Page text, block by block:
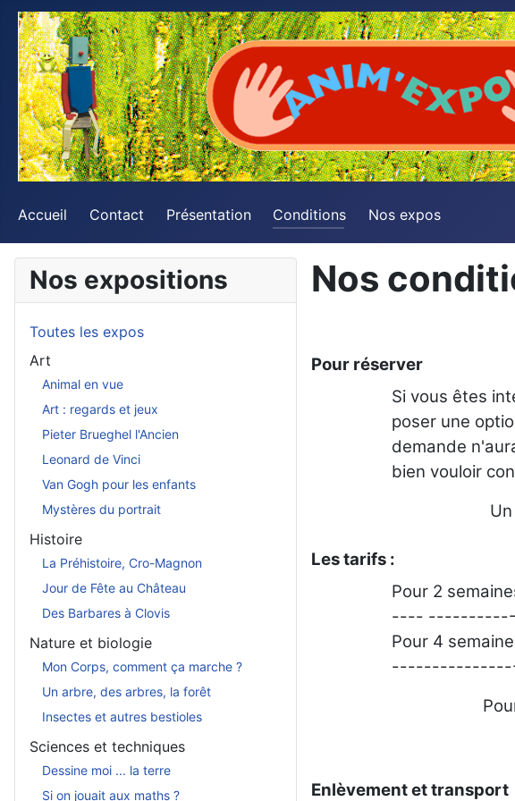
Accueil Contact Présentation Conditions Nos expos
Nos expositions
Toutes les expos
Art
Animal en vue
Art : regards et jeux
Pieter Brueghel l'Ancien
Leonard de Vinci
Van Gogh pour les enfants
Mystères du portrait
Histoire
La Préhistoire, Cro-Magnon
Jour de Fête au Château
Des Barbares à Clovis
Nature et biologie
Mon Corps, comment ça marche ?
Un arbre, des arbres, la forêt
Insectes et autres bestioles
Sciences et techniques
Dessine moi ... la terre
Si on jouait aux maths ?
Nos
Pour réserver
Si vous êtes
poser une
demande
bien vouloir
Les tarifs :
Pour 2
----
Pour 4
Enlèvement et transport